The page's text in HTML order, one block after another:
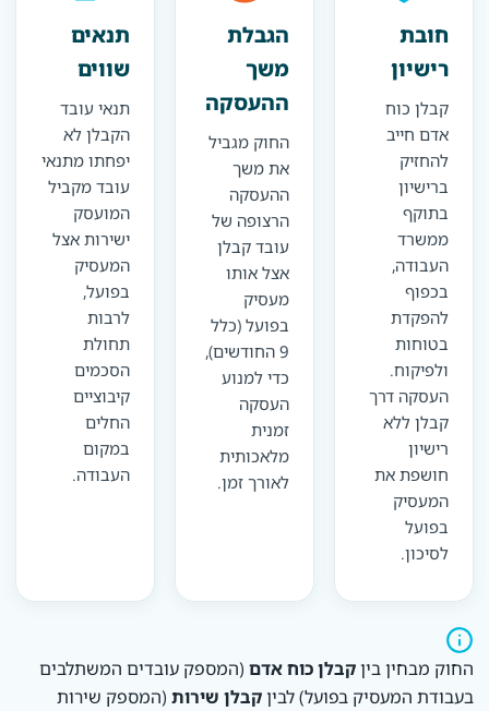
חובת
רישיון
קבלן כוח
אדם חייב
להחזיק
ברישיון
בתוקף
ממשרד
העבודה,
בכפוף
להפקדת
בטוחות
ולפיקוח.
העסקה דרך
קבלן ללא
רישיון
חושפת את
המעסיק
בפועל
לסיכון.
הגבלת
משך
ההעסקה
החוק מגביל
את משך
ההעסקה
הרצופה של
עובד קבלן
אצל אותו
מעסיק
בפועל (כלל
9 החודשים),
כדי למנוע
העסקה
זמנית
מלאכותית
לאורך זמן.
תנאים
שווים
תנאי עובד
הקבלן לא
יפחתו מתנאי
עובד מקביל
המועסק
ישירות אצל
המעסיק
בפועל,
לרבות
תחולת
הסכמים
קיבוציים
החלים
במקום
העבודה.
החוק מבחין ביןקבלן כוח אדם (המספק עובדים המשתלבים
בעבודת המעסיק בפועל) לביןקבלן שירות (המספק שירות